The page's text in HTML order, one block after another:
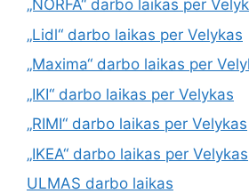
„NORFA“ darbo laikas per
„Lidl“ darbo laikas per Velykas
„Maxima“ darbo laikas per
„IKI“ darbo laikas per Velykas
„RIMI“ darbo laikas per Velykas
„IKEA“ darbo laikas per Velykas
ULMAS darbo laikas